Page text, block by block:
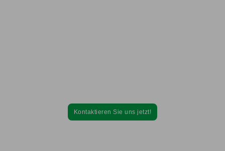
Kontaktieren Sie uns jetzt!